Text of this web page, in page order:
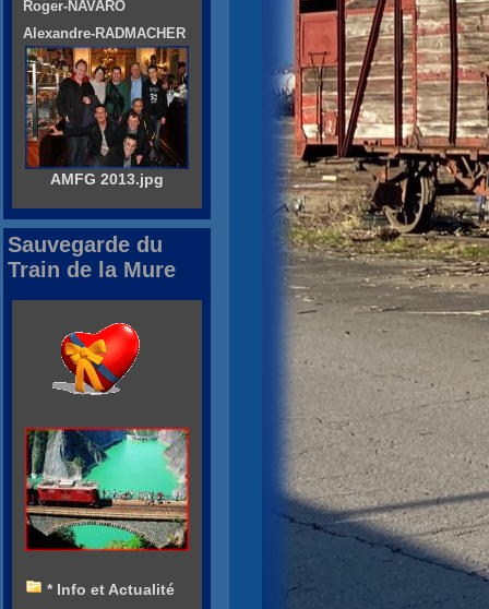
Roger-NAVARO
Alexandre-RADMACHER
AMFG 2013.jpg
Sauvegarde du
Train de la Mure
* Info et Actualité